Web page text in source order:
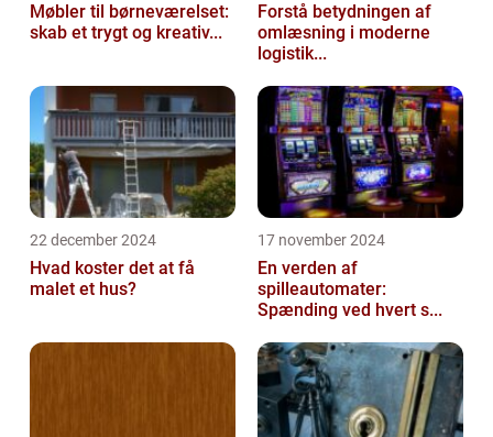
Møbler til børneværelset:
skab et trygt og kreativ...
Forstå betydningen af
omlæsning i moderne
logistik...
22 december 2024
Hvad koster det at få
malet et hus?
17 november 2024
En verden af
spilleautomater:
Spænding ved hvert s...